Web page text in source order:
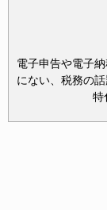
電子申告や電子
にない、税務の
特